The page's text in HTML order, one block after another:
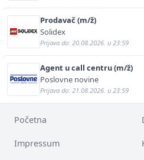
Prodavač (m/ž)
Solidex
Prijava do: 20.08.2026. u 23:59
Agent u call centru (m/ž)
Poslovne novine
Prijava do: 21.08.2026. u 23:59
Početna
Impressum